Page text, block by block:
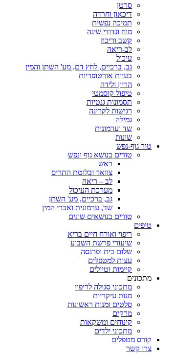
סרטן
דיכאון וחרדה
תמיכה נפשית
מוח ונדודי שינה
קשב וריכוז
לב-ריאה
עיכול
גב, ברכיים, לחץ דם, מע' השתן והמין
בעיות אורטופדיות
הריון ולידה
טיפול קוסמטי
תסמונות גנטיות
רגישות לקרינה
גמילה
שד וערמונית
שונות
טור גוף-נפש
טורים בנושא גוף ונפש
ראש
צוואר ובלוטת התריס
לב – ריאה
מערכת העיכול
גב, ברכיים, מע' השתן
שד, ערמונית ואברי המין
טורים בנושאים שונים
טיפים
ריפוי ואורח חיים בריא
שיעורי פרשת השבוע
שלום בית ופרנסה
עצות למטפלים
קיימות וטיולים
מתכונים
מתכוני סגולה לריפוי
מנות עיקריות
סלטים ומנות ראשונות
מרקים
קינוחים ומשקאות
מתכוני ילדים
קורס מטפלים
צרו קשר